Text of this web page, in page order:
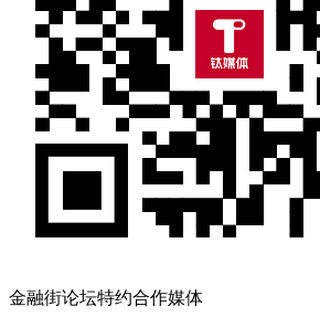
金融街论坛特约合作媒体